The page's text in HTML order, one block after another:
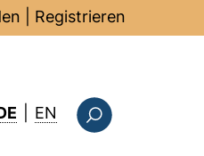
Registrieren
EN : this page in